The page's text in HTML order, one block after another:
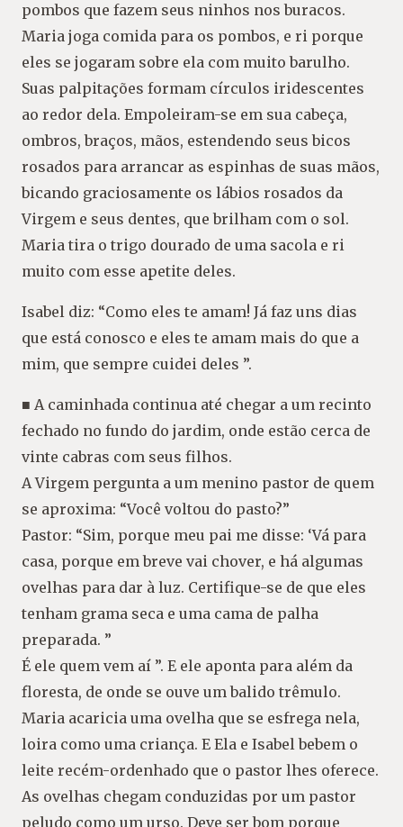
pombos que fazem seus ninhos nos buracos.
Maria joga comida para os pombos, e ri porque
eles se jogaram sobre ela com muito barulho.
Suas palpitações formam círculos iridescentes
ao redor dela. Empoleiram-se em sua cabeça,
ombros, braços, mãos, estendendo seus bicos
rosados para arrancar as espinhas de suas mãos,
bicando graciosamente os lábios rosados da
Virgem e seus dentes, que brilham com o sol.
Maria tira o trigo dourado de uma sacola e ri
muito com esse apetite deles.
Isabel diz: “Como eles te amam! Já faz uns dias
que está conosco e eles te amam mais do que a
mim, que sempre cuidei deles ”.
■ A caminhada continua até chegar a um recinto
fechado no fundo do jardim, onde estão cerca de
vinte cabras com seus filhos.
A Virgem pergunta a um menino pastor de quem
se aproxima: “Você voltou do pasto?”
Pastor: “Sim, porque meu pai me disse: ‘Vá para
casa, porque em breve vai chover, e há algumas
ovelhas para dar à luz. Certifique-se de que eles
tenham grama seca e uma cama de palha
preparada. ”
É ele quem vem aí ”. E ele aponta para além da
floresta, de onde se ouve um balido trêmulo.
Maria acaricia uma ovelha que se esfrega nela,
loira como uma criança. E Ela e Isabel bebem o
leite recém-ordenhado que o pastor lhes oferece.
As ovelhas chegam conduzidas por um pastor
peludo como um urso. Deve ser bom porque